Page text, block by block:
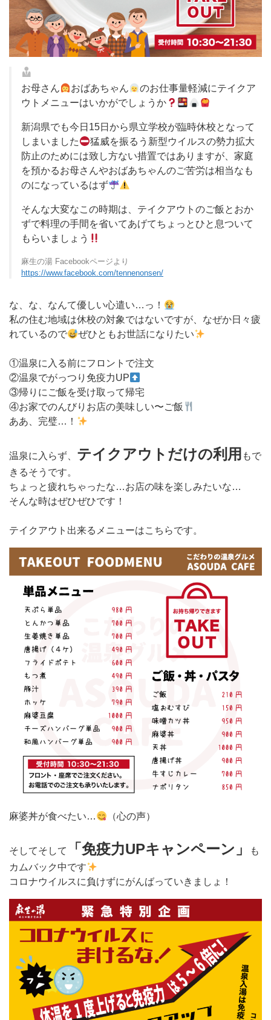
お母さん おばあちゃん
のお仕事量軽減にテイクア
ウトメニューはいかがでしょうか
新潟県でも今日15日から県立学校が臨時休校となって
しまいました
猛威を振るう新型ウイルスの勢力拡大
防止のためには致し方ない措置ではありますが、家庭
を預かるお母さんやおばあちゃんのご苦労は相当なも
のになっているはず
そんな大変なこの時期は、テイクアウトのご飯とおか
ずで料理の手間を省いてあげてちょっとひと息ついて
もらいましょう
麻生の湯 Facebookページより
https://www.facebook.com/tennenonsen/
な、な、なんて優しい心遣い…っ！
私の住む地域は休校の対象ではないですが、なぜか日々疲
れているので
ぜひともお世話になりたい
①温泉に入る前にフロントで注文
②温泉でがっつり免疫力UP
③帰りにご飯を受け取って帰宅
④お家でのんびりお店の美味しい〜ご飯
ああ、完璧…！
温泉に入らず、 テイクアウトだけの利用 もで
きるそうです。
ちょっと疲れちゃったな…お店の味を楽しみたいな…
そんな時はぜひぜひです！
テイクアウト出来るメニューはこちらです。
麻婆丼が食べたい… （心の声）
そしてそして 「免疫力UPキャンペーン」
も
カムバック中です
コロナウイルスに負けずにがんばっていきましょ！